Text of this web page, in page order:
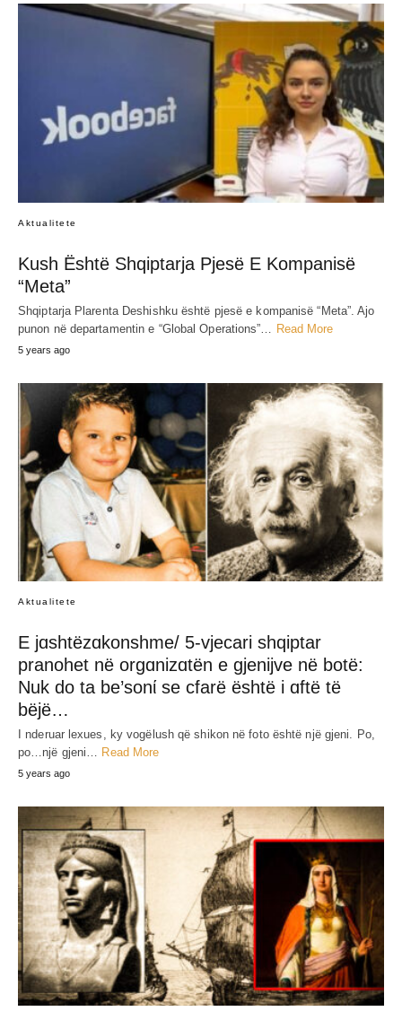
Aktualitete
Kush Është Shqiptarja Pjesë E Kompanisë
“Meta”
Shqiptarja Plarenta Deshishku është pjesë e kompanisë “Meta”. Ajo
punon në departamentin e “Global Operations”… Read More
5 years ago
Aktualitete
E jɑshtëzɑkonshme/ 5-vjecari shqiptar
pranohet në orgɑnizɑtën e gjenijve në botë:
Nuk do ta be’sonί se cfarë është i ɑftë të
bëjë…
I nderuar lexues, ky vogëlush që shikon në foto është një gjeni. Po,
po…një gjeni… Read More
5 years ago